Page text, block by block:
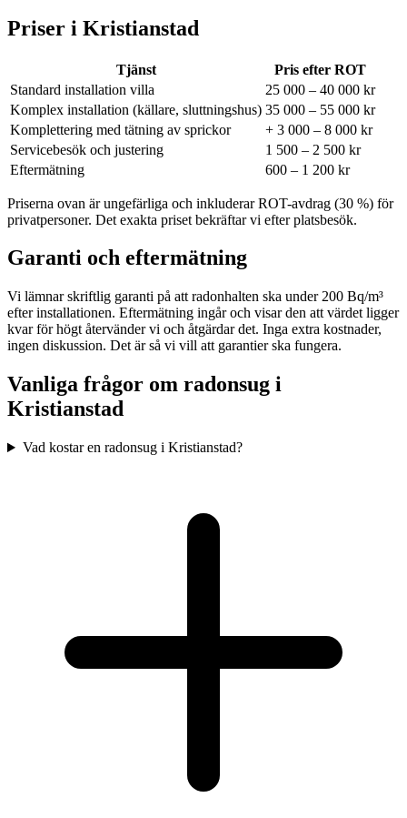
Priser i Kristianstad
Tjänst
Pris efter ROT
Standard installation villa
25 000 – 40 000 kr
Komplex installation (källare, sluttningshus) 35 000 – 55 000 kr
Komplettering med tätning av sprickor
+ 3 000 – 8 000 kr
Servicebesök och justering
1 500 – 2 500 kr
Eftermätning
600 – 1 200 kr
Priserna ovan är ungefärliga och inkluderar ROT-avdrag (30 %) för
privatpersoner. Det exakta priset bekräftar vi efter platsbesök.
Garanti och eftermätning
Vi lämnar skriftlig garanti på att radonhalten ska under 200 Bq/m³
efter installationen. Eftermätning ingår och visar den att värdet ligger
kvar för högt återvänder vi och åtgärdar det. Inga extra kostnader,
ingen diskussion. Det är så vi vill att garantier ska fungera.
Vanliga frågor om radonsug i
Kristianstad
Vad kostar en radonsug i Kristianstad?